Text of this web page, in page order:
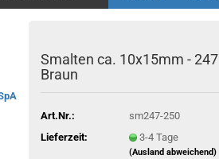
Smalten ca. 10x15mm - 247
Braun
Art.Nr.:
sm247-250
Lieferzeit:
3-4 Tage
(Ausland abweichend)